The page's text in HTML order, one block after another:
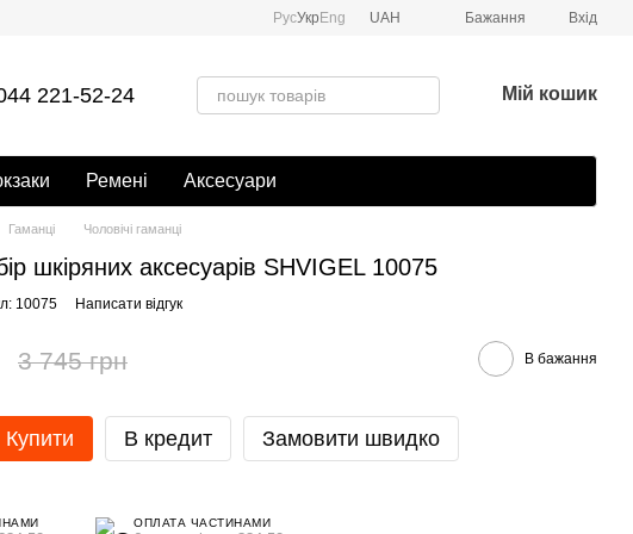
РусУкр Eng UAH Бажання Вхід
221-52-24 Мій кошик
Ремені Аксесуари
Гаманці Чоловічі гаманці
шкіряних аксесуарів SHVIGEL 10075
10075 Написати відгук
3 745 грн В бажання
Купити В кредит Замовити швидко
ОПЛАТА ЧАСТИНАМИ